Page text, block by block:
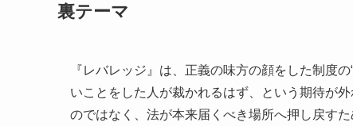
裏テーマ
『レバレッジ』は、正義の味方の顔をした制度
いことをした人が裁かれるはず、という期待が
のではなく、法が本来届くべき場所へ押し戻すた